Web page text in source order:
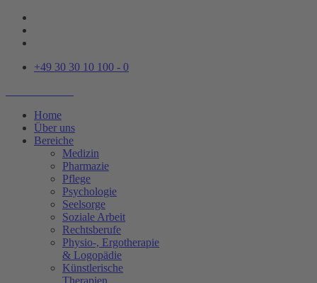
+49 30 30 10 100 - 0
Home
Über uns
Bereiche
Medizin
Pharmazie
Pflege
Psychologie
Seelsorge
Soziale Arbeit
Rechtsberufe
Physio-, Ergotherapie
& Logopädie
Künstlerische
Therapien